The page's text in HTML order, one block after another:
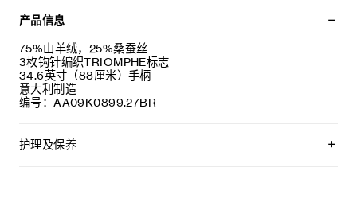
产品信息
75%山羊绒，25%桑蚕丝
3枚钩针编织TRIOMPHE标志
34.6英寸（88厘米）手柄
意大利制造
编号：AA09K0899.27BR
护理及保养